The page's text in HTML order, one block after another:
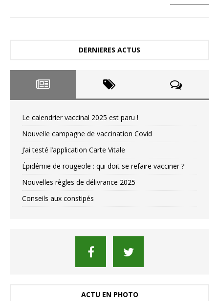
DERNIERES ACTUS
Le calendrier vaccinal 2025 est paru !
Nouvelle campagne de vaccination Covid
J’ai testé l’application Carte Vitale
Épidémie de rougeole : qui doit se refaire vacciner ?
Nouvelles règles de délivrance 2025
Conseils aux constipés
ACTU EN PHOTO